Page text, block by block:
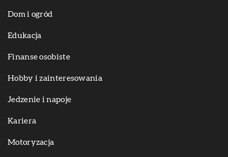
Dom i ogród
Edukacja
Finanse osobiste
Hobby i zainteresowania
Jedzenie i napoje
Kariera
Motoryzacja